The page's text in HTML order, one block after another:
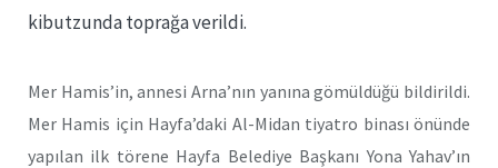
kibutzunda toprağa verildi.
Mer Hamis’in, annesi Arna’nın yanına gömüldüğü bildirildi.
Mer Hamis için Hayfa’daki Al-Midan tiyatro binası önünde
yapılan ilk törene Hayfa Belediye Başkanı Yona Yahav’ın